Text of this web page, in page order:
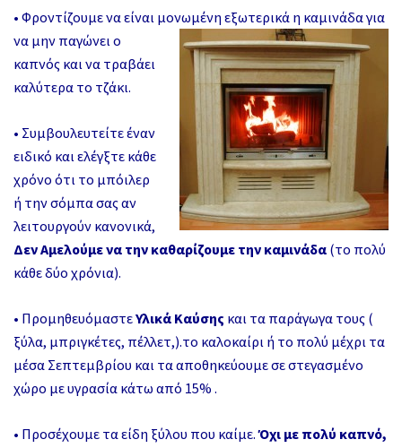
• Φροντίζουμε να είναι μονωμένη εξωτερικά η καμινάδα για
να μην παγώνει ο
καπνός και να τραβάει
καλύτερα το τζάκι.
• Συμβουλευτείτε έναν
ειδικό και ελέγξτε κάθε
χρόνο ότι το μπόιλερ
ή την σόμπα σας αν
λειτουργούν κανονικά,
Δεν Αμελούμε να την καθαρίζουμε τηνκαμινάδα (το πολύ
κάθε δύο χρόνια).
• ΠρομηθευόμαστεΥλικά Καύσης και τα παράγωγα τους (
ξύλα, μπριγκέτες, πέλλετ,).το καλοκαίρι ή το πολύ μέχρι τα
μέσα Σεπτεμβρίου και τα αποθηκεύουμε σε στεγασμένο
χώρο με υγρασία κάτω από 15% .
• Προσέχουμε τα είδη ξύλου που καίμε.Όχι με πολύ καπνό,